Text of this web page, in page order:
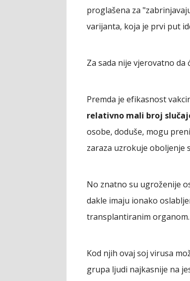
proglašena za
varijanta, koja je prvi put
Za sada nije vjerovatno
Premda je efikasnost
relativno mali broj
osobe, doduše, mogu
zaraza uzrokuje oboljenje
No znatno su ugroženije
dakle imaju ionako
transplantiranim organom.
Kod njih ovaj soj virusa
grupa ljudi najkasnije na